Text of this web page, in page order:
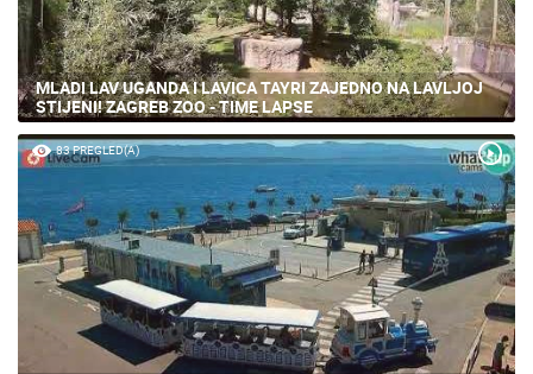
MLADI LAV UGANDA I LAVICA TAYRI ZAJEDNO NA LAVLJOJ
STIJENI! ZAGREB ZOO - TIME LAPSE
83 PREGLED(A)